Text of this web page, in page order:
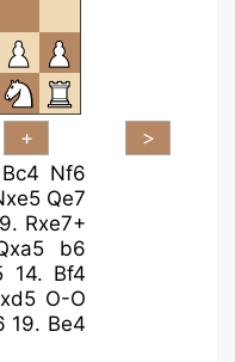
Bc4 Nf6
Qe7
9. Rxe7+
b6
14. Bf4
O-O
19. Be4